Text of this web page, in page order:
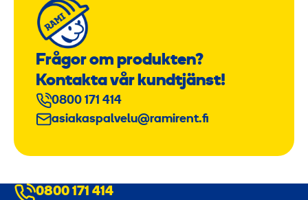
Frågor om produkten?
Kontakta vår kundtjänst!
0800 171 414
asiakaspalvelu@ramirent.fi
0800 171 414